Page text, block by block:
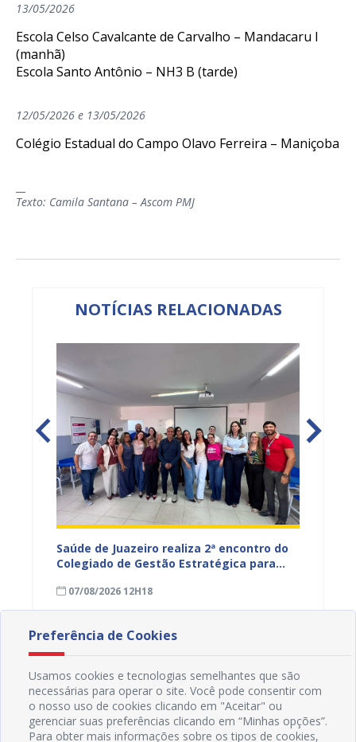
13/05/2026
Escola Celso Cavalcante de Carvalho – Mandacaru I
(manhã)
Escola Santo Antônio – NH3 B (tarde)
12/05/2026 e 13/05/2026
Colégio Estadual do Campo Olavo Ferreira – Maniçoba
Texto: Camila Santana – Ascom PMJ
NOTÍCIAS RELACIONADAS
Saúde de Juazeiro realiza 2ª encontro do
Colegiado de Gestão Estratégica para
monitoramento do SUS
07/08/2026 12H18
Preferência de Cookies
Usamos cookies e tecnologias semelhantes que são
necessárias para operar o site. Você pode consentir com
o nosso uso de cookies clicando em "Aceitar" ou
gerenciar suas preferências clicando em “Minhas opções”.
Para obter mais informações sobre os tipos de cookies,